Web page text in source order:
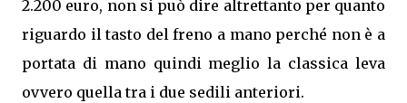
2.200 euro, non si può dire altrettanto per quanto
riguardo il tasto del freno a mano perché non è a
portata di mano quindi meglio la classica leva
ovvero quella tra i due sedili anteriori.